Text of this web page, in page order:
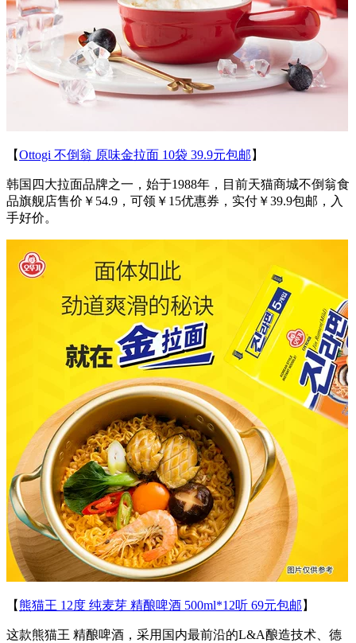
【Ottogi 不倒翁 原味金拉面 10袋 39.9元包邮 】
韩国四大拉面品牌之一，始于1988年，目前天猫商城不倒翁食
品旗舰店售价￥54.9，可领￥15优惠券，实付￥39.9包邮，入
手好价。
【熊猫王 12度 纯麦芽 精酿啤酒 500ml*12听 69元包邮 】
这款熊猫王 精酿啤酒，采用国内最前沿的L&A酿造技术、德